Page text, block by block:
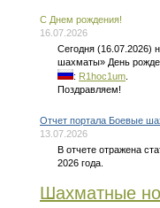
C Днем рождения!
16.07.2026
Сегодня (16.07.2026)
шахматы» День
: R1hoc1um
Поздравляем!
Отчет портала Боевые
13.07.2026
В отчете отражена
2026 года.
Шахматные